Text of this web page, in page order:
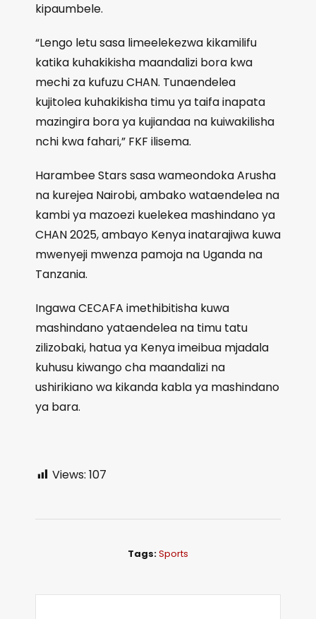
kipaumbele.
“Lengo letu sasa limeelekezwa kikamilifu
katika kuhakikisha maandalizi bora kwa
mechi za kufuzu CHAN. Tunaendelea
kujitolea kuhakikisha timu ya taifa inapata
mazingira bora ya kujiandaa na kuiwakilisha
nchi kwa fahari,” FKF ilisema.
Harambee Stars sasa wameondoka Arusha
na kurejea Nairobi, ambako wataendelea na
kambi ya mazoezi kuelekea mashindano ya
CHAN 2025, ambayo Kenya inatarajiwa kuwa
mwenyeji mwenza pamoja na Uganda na
Tanzania.
Ingawa CECAFA imethibitisha kuwa
mashindano yataendelea na timu tatu
zilizobaki, hatua ya Kenya imeibua mjadala
kuhusu kiwango cha maandalizi na
ushirikiano wa kikanda kabla ya mashindano
ya bara.
Views: 107
Tags:Sports